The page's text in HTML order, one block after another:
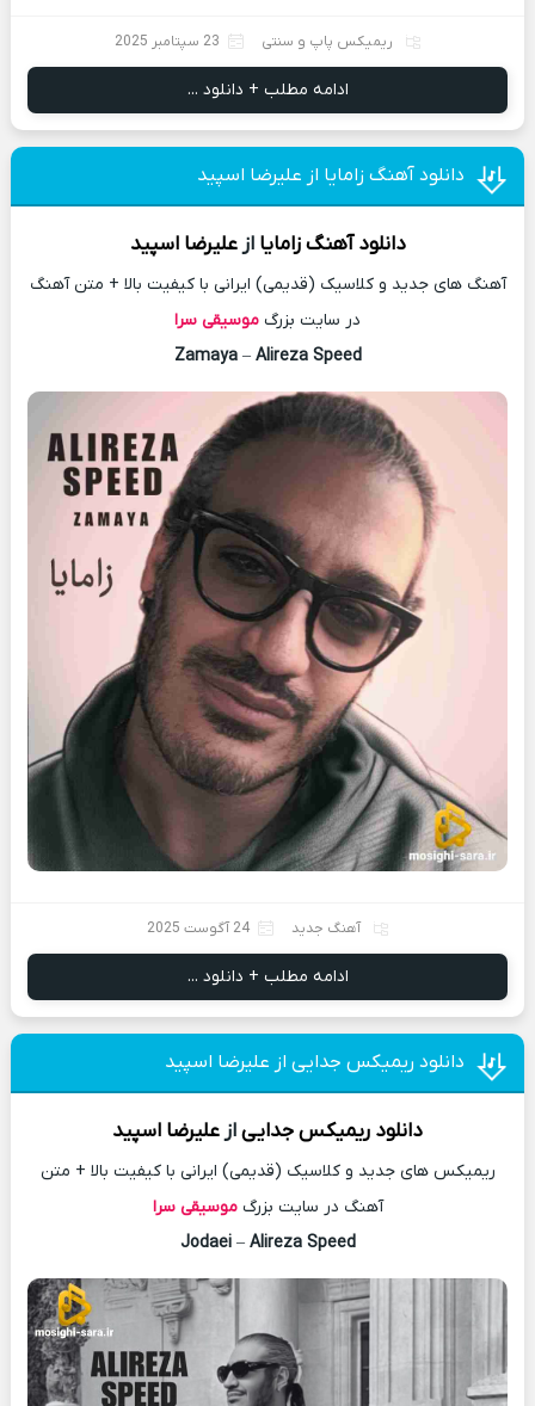
ریمیکس پاپ و سنتی 23 سپتامبر 2025
ادامه مطلب + دانلود ...
دانلود آهنگ زامایا از علیرضا اسپید
دانلود آهنگ زامایا ازعلیرضا اسپید
آهنگ های جدید و کلاسیک (قدیمی) ایرانی با کیفیت بالا + متن آهنگ
در سایت بزرگ موسیقی سرا
Zamaya– Alireza Speed
آهنگ جدید 24 آگوست 2025
ادامه مطلب + دانلود ...
دانلود ریمیکس جدایی از علیرضا اسپید
دانلود ریمیکسجداییازعلیرضا اسپید
ریمیکس های جدید و کلاسیک (قدیمی) ایرانی با کیفیت بالا + متن
آهنگ در سایت بزرگموسیقی سرا
Jodaei– Alireza Speed